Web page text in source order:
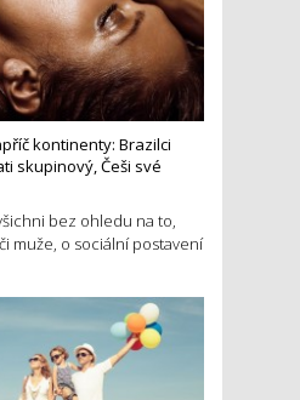
kontinenty: Brazilci
skupinový, Češi své
bez ohledu na to,
muže, o sociální postavení